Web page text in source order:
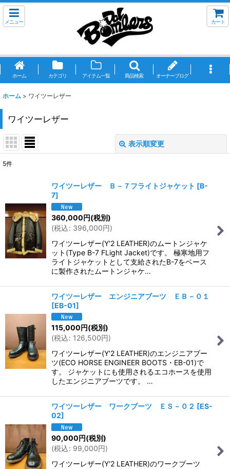
メニュー カート
ホーム カテゴリ アイテム一覧 商品検索 オーナーブログ
ホーム > ワイツーレザー
ワイツーレザー
表示順変更
表示数:
並び順:
絞り込む
5件
ワイツーレザー Ｂ－７フライトジャケット [B-
7]
360,000円(税別)
(税込: 396,000円)
ワイツーレザー(Y'2 LEATHER)のムートンジャケ
ット(Type B-7 FLight Jacket)です。 極寒地用フ
ライトジャケットとして支給されたB-7をベース
に製作されたムートンジャケ…
ワイツーレザー エンジニアブーツ ＥＢ－０１
[EB-01]
115,000円(税別)
(税込: 126,500円)
ワイツーレザー(Y'2 LEATHER)のエンジニアブー
ツ(ECO HORSE ENGINEER BOOTS・EB-01)で
す。 ジャケットにも使用されるエコホースを使用
したエンジニアブーツです。 …
ワイツーレザー ワークブーツ ＥＳ－０２ [ES-
02]
90,000円(税別)
(税込: 99,000円)
ワイツーレザー(Y'2 LEATHER)のワークブーツ